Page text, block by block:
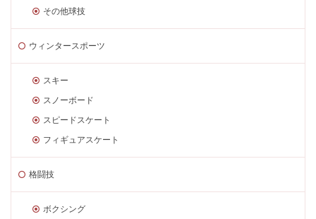
その他球技
ウィンタースポーツ
スキー
スノーボード
スピードスケート
フィギュアスケート
格闘技
ボクシング